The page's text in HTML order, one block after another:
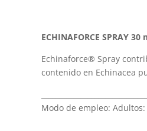
ECHINAFORCE SPRAY 30
Echinaforce® Spray
contenido en Echinacea
Modo de empleo: